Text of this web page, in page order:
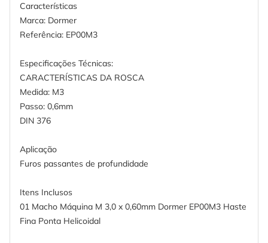
Características
Marca: Dormer
Referência: EP00M3
Especificações Técnicas:
CARACTERÍSTICAS DA ROSCA
Medida: M3
Passo: 0,6mm
DIN 376
Aplicação
Furos passantes de profundidade
Itens Inclusos
01 Macho Máquina M 3,0 x 0,60mm Dormer EP00M3 Haste
Fina Ponta Helicoidal